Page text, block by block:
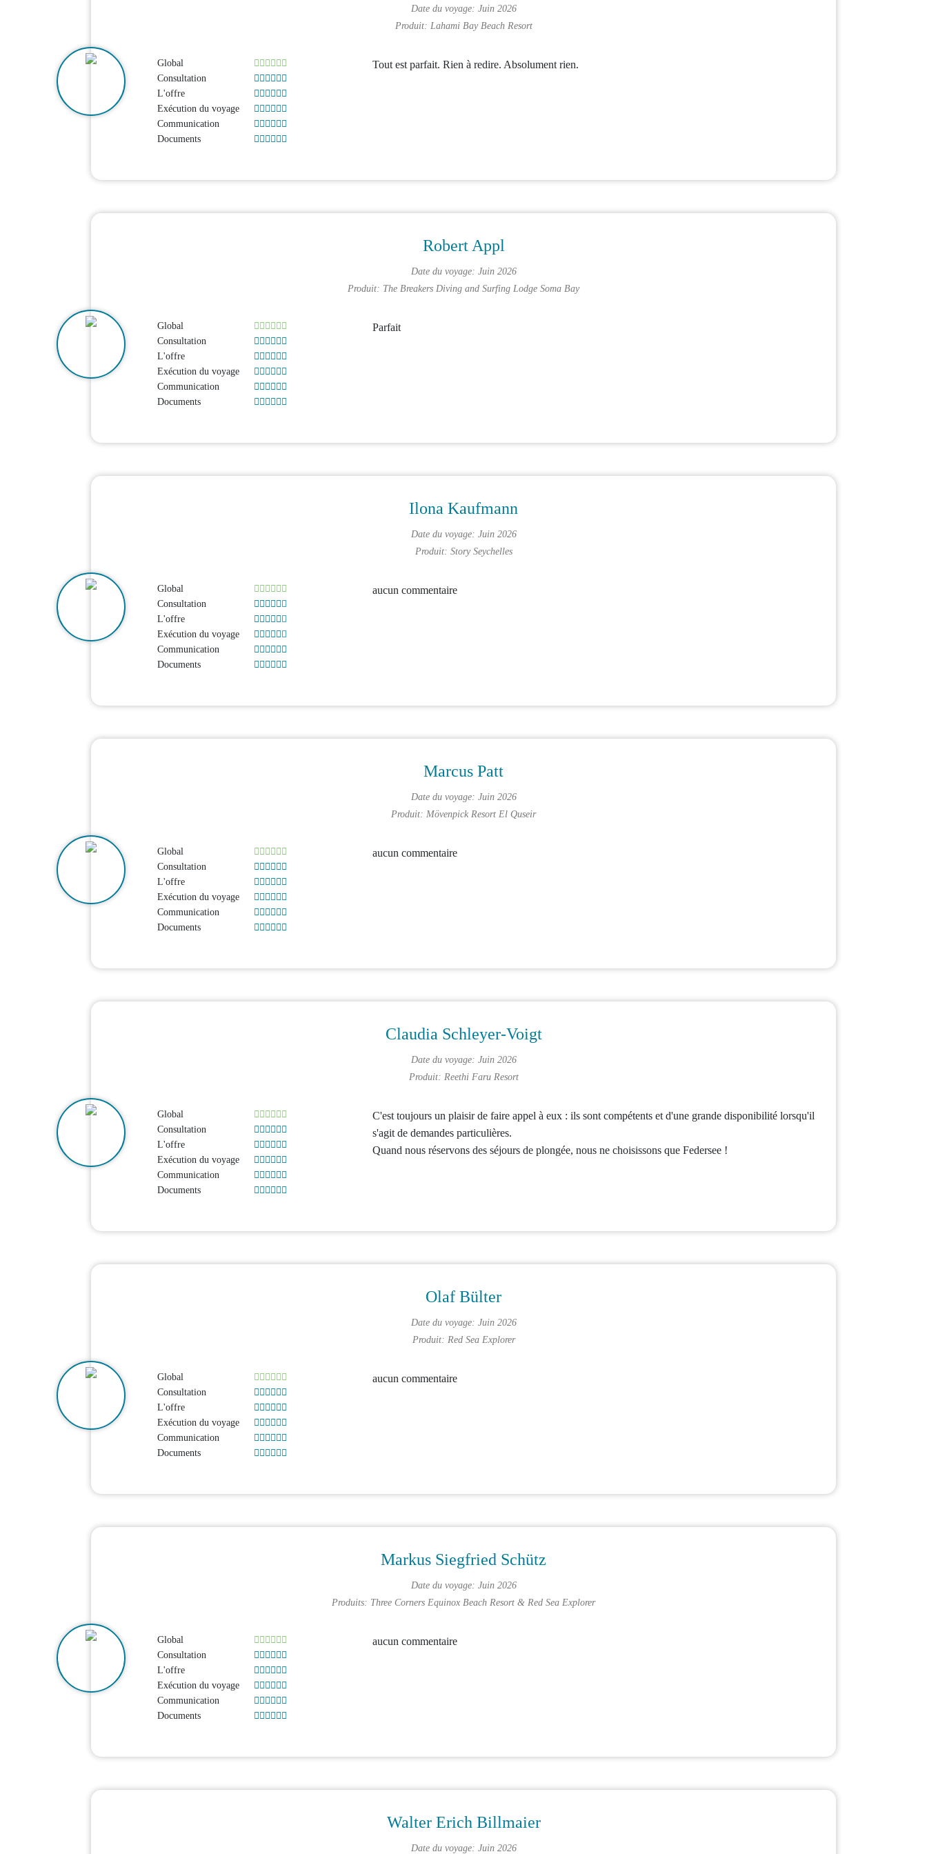
Date du voyage: Juin 2026
Produit: Lahami Bay Beach Resort
Global
Consultation
L'offre
Exécution du voyage
Communication
Documents
Tout est parfait. Rien à redire. Absolument rien.
Robert Appl
Date du voyage: Juin 2026
Produit: The Breakers Diving and Surfing Lodge Soma Bay
Global
Consultation
L'offre
Exécution du voyage
Communication
Documents
Parfait
Ilona Kaufmann
Date du voyage: Juin 2026
Produit: Story Seychelles
Global
Consultation
L'offre
Exécution du voyage
Communication
Documents
aucun commentaire
Marcus Patt
Date du voyage: Juin 2026
Produit: Mövenpick Resort El Quseir
Global
Consultation
L'offre
Exécution du voyage
Communication
Documents
aucun commentaire
Claudia Schleyer-Voigt
Date du voyage: Juin 2026
Produit: Reethi Faru Resort
Global
Consultation
L'offre
Exécution du voyage
Communication
Documents
C'est toujours un plaisir de faire appel à eux : ils sont compétents et d'une grande disponibilité lorsqu'il
s'agit de demandes particulières.
Quand nous réservons des séjours de plongée, nous ne choisissons que Federsee !
Olaf Bülter
Date du voyage: Juin 2026
Produit: Red Sea Explorer
Global
Consultation
L'offre
Exécution du voyage
Communication
Documents
aucun commentaire
Markus Siegfried Schütz
Date du voyage: Juin 2026
Produits: Three Corners Equinox Beach Resort & Red Sea Explorer
Global
Consultation
L'offre
Exécution du voyage
Communication
Documents
aucun commentaire
Walter Erich Billmaier
Date du voyage: Juin 2026